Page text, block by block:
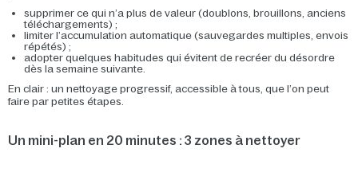
supprimer ce qui n’a plus de valeur (doublons, brouillons, anciens
téléchargements) ;
limiter l’accumulation automatique (sauvegardes multiples, envois
répétés) ;
adopter quelques habitudes qui évitent de recréer du désordre
dès la semaine suivante.
En clair : un nettoyage progressif, accessible à tous, que l’on peut
faire par petites étapes.
Un mini-plan en 20 minutes : 3 zones à nettoyer